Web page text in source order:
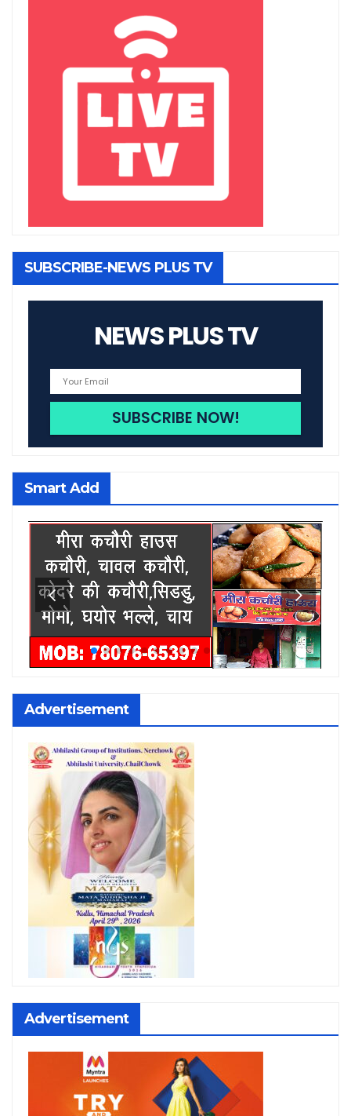
SUBSCRIBE-NEWS PLUS TV
NEWS PLUS TV
Smart Add
Advertisement
Advertisement